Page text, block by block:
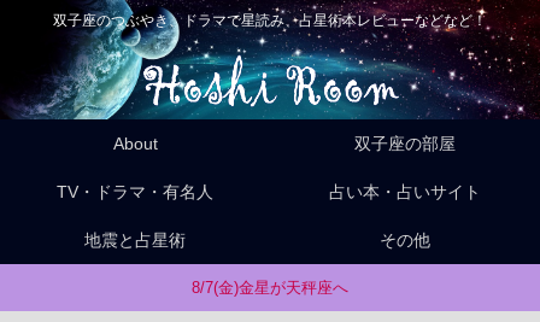
双子座のつぶやき、ドラマで星読み、占星術本レビューなどなど！
About 双子座の部屋
TV・ドラマ・有名人 占い本・占いサイト
地震と占星術 その他
8/7(金)金星が天秤座へ